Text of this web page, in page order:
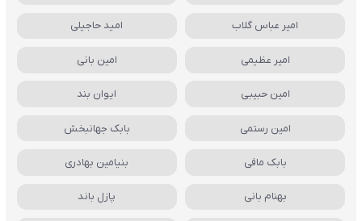
امیر عباس گلاب امید حاجیلی
امیر عظیمی امین بانی
امین حبیبی ایوان بند
امین رستمی بابک جهانبخش
بابک مافی بنیامین بهادری
بهنام بانی پازل باند